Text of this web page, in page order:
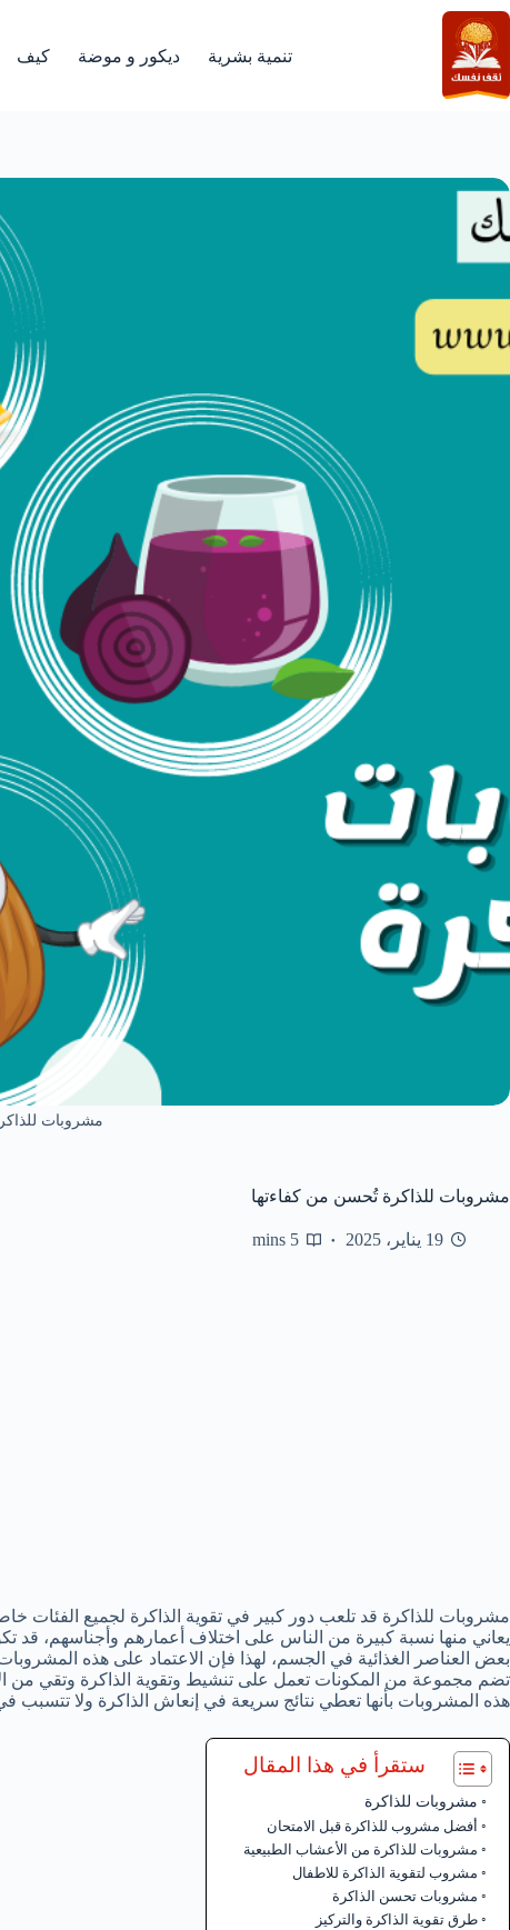
التجاوز
إلى
المحتوى
تنمية بشرية ديكور و موضة كيف
مشروبات
مشروبات للذاكرة تُحسن من كفاءتها
19 يناير، 2025 5 mins
مشروبات للذاكرة قد تلعب دور كبير في تقوية الذاكرة لجميع الفئات
يعاني منها نسبة كبيرة من الناس على اختلاف أعمارهم وأجناسهم،
بعض العناصر الغذائية في الجسم، لهذا فإن الاعتماد على هذه
تضم مجموعة من المكونات تعمل على تنشيط وتقوية الذاكرة وتقي من
هذه المشروبات بأنها تعطي نتائج سريعة في إنعاش الذاكرة ولا تتسبب
ستقرأ في هذا المقال
مشروبات للذاكرة
أفضل مشروب للذاكرة قبل الامتحان
مشروبات للذاكرة من الأعشاب الطبيعية
مشروب لتقوية الذاكرة للاطفال
مشروبات تحسن الذاكرة
طرق تقوية الذاكرة والتركيز